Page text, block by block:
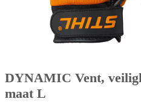
DYNAMIC Vent,
maat L